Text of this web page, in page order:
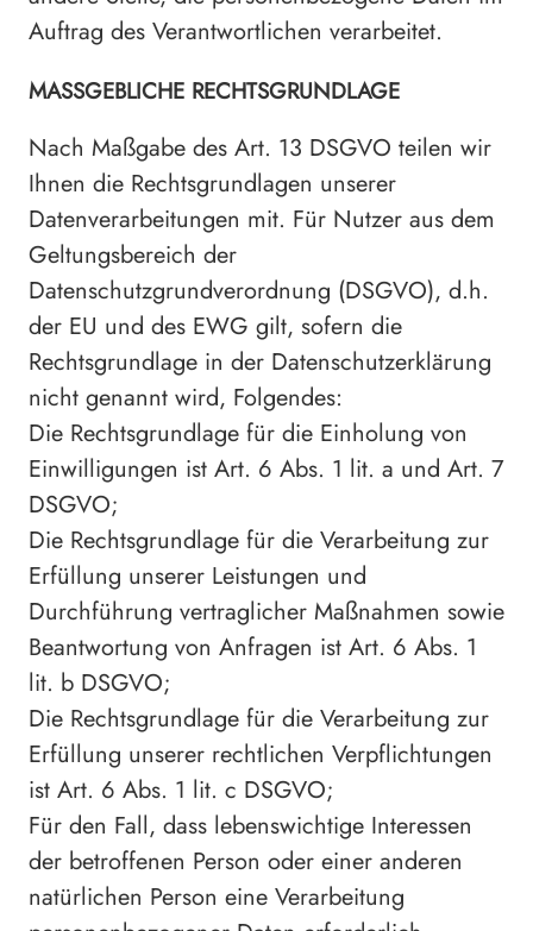
Auftrag des Verantwortlichen verarbeitet.
MASSGEBLICHE RECHTSGRUNDLAGE
Nach Maßgabe des Art. 13 DSGVO teilen wir
Ihnen die Rechtsgrundlagen unserer
Datenverarbeitungen mit. Für Nutzer aus dem
Geltungsbereich der
Datenschutzgrundverordnung (DSGVO), d.h.
der EU und des EWG gilt, sofern die
Rechtsgrundlage in der Datenschutzerklärung
nicht genannt wird, Folgendes:
Die Rechtsgrundlage für die Einholung von
Einwilligungen ist Art. 6 Abs. 1 lit. a und Art. 7
DSGVO;
Die Rechtsgrundlage für die Verarbeitung zur
Erfüllung unserer Leistungen und
Durchführung vertraglicher Maßnahmen sowie
Beantwortung von Anfragen ist Art. 6 Abs. 1
lit. b DSGVO;
Die Rechtsgrundlage für die Verarbeitung zur
Erfüllung unserer rechtlichen Verpflichtungen
ist Art. 6 Abs. 1 lit. c DSGVO;
Für den Fall, dass lebenswichtige Interessen
der betroffenen Person oder einer anderen
natürlichen Person eine Verarbeitung